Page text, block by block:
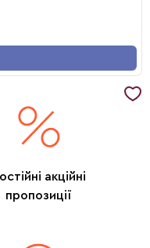
акційні
пропозиції